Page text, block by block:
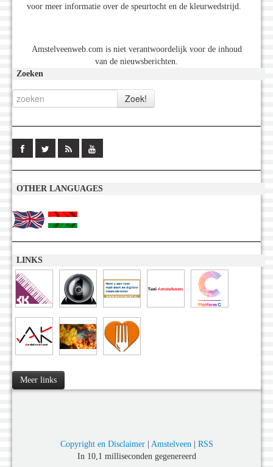
voor meer informatie over de speurtocht en de kleurwedstrijd.
Amstelveenweb.com is niet verantwoordelijk voor de inhoud
van de nieuwsberichten.
Zoeken
OTHER LANGUAGES
LINKS
Meer links
Copyright en Disclaimer| Amstelveen| RSS
In 10,1 milliseconden gegenereerd